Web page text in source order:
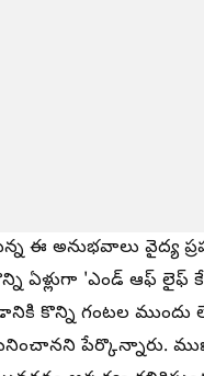
ఈ అనుభవాలు వైద్య
ఏళ్లుగా 'ఎండ్ ఆఫ్ లైఫ్
కొన్ని గంటల
పేర్కొన్నారు.